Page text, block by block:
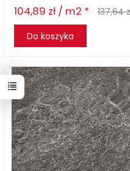
104,89 zł / m2 *
137,64
Do koszyka